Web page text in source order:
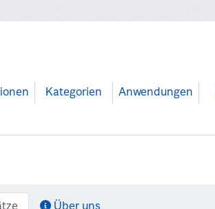
Kategorien Anwendungen
Über uns